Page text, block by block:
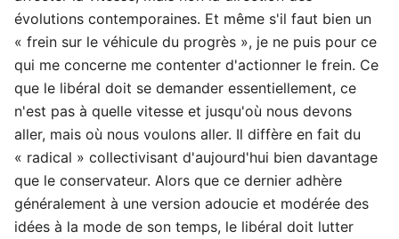
évolutions contemporaines. Et même s'il faut bien un
« frein sur le véhicule du progrès », je ne puis pour ce
qui me concerne me contenter d'actionner le frein. Ce
que le libéral doit se demander essentiellement, ce
n'est pas à quelle vitesse et jusqu'où nous devons
aller, mais où nous voulons aller. Il diffère en fait du
« radical » collectivisant d'aujourd'hui bien davantage
que le conservateur. Alors que ce dernier adhère
généralement à une version adoucie et modérée des
idées à la mode de son temps, le libéral doit lutter